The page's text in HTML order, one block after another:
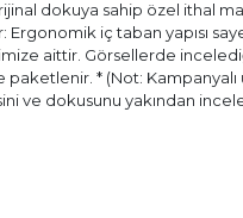
dokuya sahip özel ithal
iç taban yapısı
aittir. Görsellerde
* (Not:
ve dokusunu yakından